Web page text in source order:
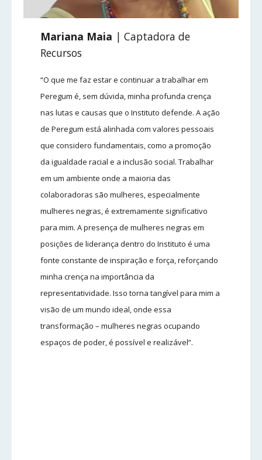
Mariana Maia | Captadora de
Recursos
“O que me faz estar e continuar a trabalhar em
Peregum é, sem dúvida, minha profunda crença
nas lutas e causas que o Instituto defende. A ação
de Peregum está alinhada com valores pessoais
que considero fundamentais, como a promoção
da igualdade racial e a inclusão social. Trabalhar
em um ambiente onde a maioria das
colaboradoras são mulheres, especialmente
mulheres negras, é extremamente significativo
para mim. A presença de mulheres negras em
posições de liderança dentro do Instituto é uma
fonte constante de inspiração e força, reforçando
minha crença na importância da
representatividade. Isso torna tangível para mim a
visão de um mundo ideal, onde essa
transformação – mulheres negras ocupando
espaços de poder, é possível e realizável”.